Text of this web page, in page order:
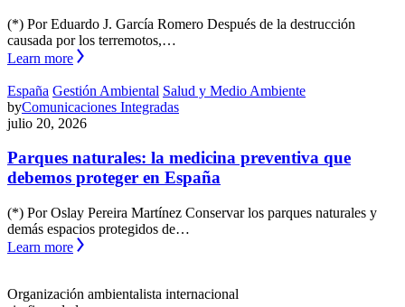
(*) Por Eduardo J. García Romero Después de la destrucción
causada por los terremotos,…
Learn more
España Gestión Ambiental Salud y Medio Ambiente
byComunicaciones Integradas
julio 20, 2026
Parques naturales: la medicina preventiva que
debemos proteger en España
(*) Por Oslay Pereira Martínez Conservar los parques naturales y
demás espacios protegidos de…
Learn more
Organización ambientalista internacional